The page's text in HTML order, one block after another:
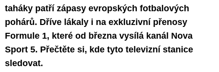
taháky patří zápasy evropských fotbalových
pohárů. Dříve lákaly i na exkluzivní přenosy
Formule 1, které od března vysílá kanál Nova
Sport 5. Přečtěte si, kde tyto televizní stanice
sledovat.